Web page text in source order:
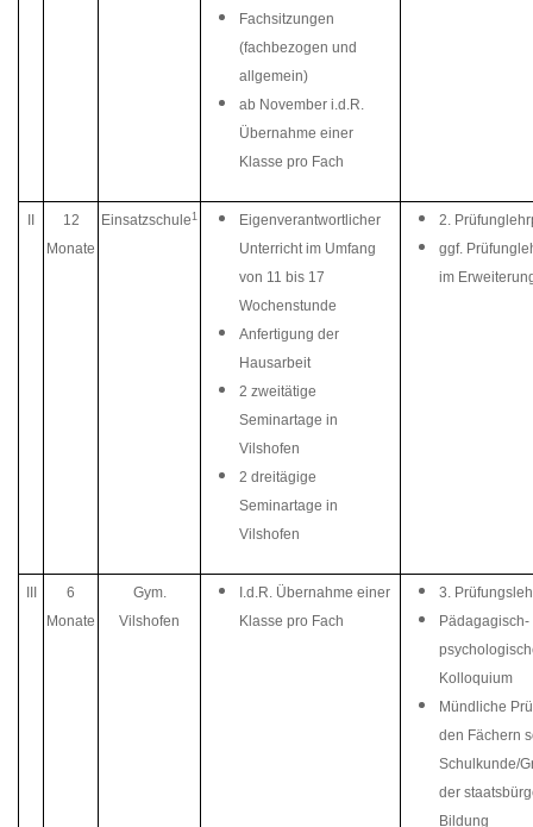
Fachsitzungen
(fachbezogen und
allgemein)
ab November i.d.R.
Übernahme einer
Klasse pro Fach
12
Monate
Einsatzschule 1
Eigenverantwortlicher
Unterricht im Umfang
von 11 bis 17
Wochenstunde
Anfertigung der
Hausarbeit
2 zweitätige
Seminartage in
Vilshofen
2 dreitägige
Seminartage in
Vilshofen
2.
ggf.
im
6
Monate
Gym.
Vilshofen
I.d.R. Übernahme einer
Klasse pro Fach
3.
Pädagagisch-
Kolloquium
Mündliche
den Fächern
Schulkunde/
der
Bildung